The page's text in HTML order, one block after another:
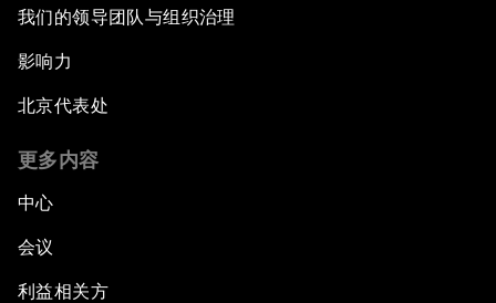
我们的领导团队与组织治理
影响力
北京代表处
更多内容
中心
会议
利益相关方